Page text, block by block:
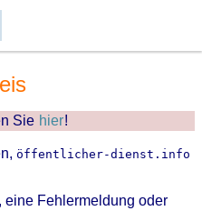
Sie hier!
öffentlicher-dienst.info
Fehlermeldung oder